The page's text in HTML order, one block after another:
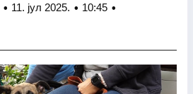
• 11. јул 2025. • 10:45 •